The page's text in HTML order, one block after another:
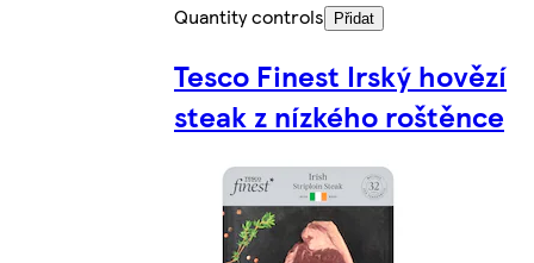
Quantity controls
Přidat
Tesco Finest Irský hovězí
steak z nízkého roštěnce